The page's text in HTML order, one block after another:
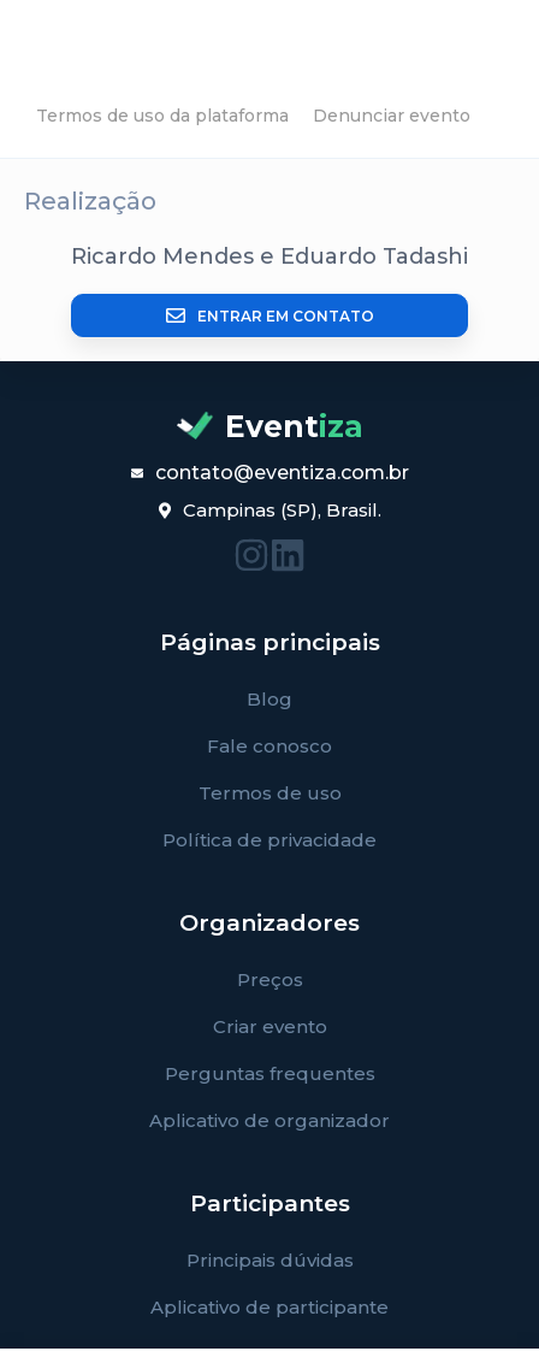
Termos de uso da plataforma Denunciar evento
Realização
Ricardo Mendes e Eduardo Tadashi
ENTRAR EM CONTATO
Eventiza
contato@eventiza.com.br
Campinas (SP), Brasil.
Páginas principais
Blog
Fale conosco
Termos de uso
Política de privacidade
Organizadores
Preços
Criar evento
Perguntas frequentes
Aplicativo de organizador
Participantes
Principais dúvidas
Aplicativo de participante